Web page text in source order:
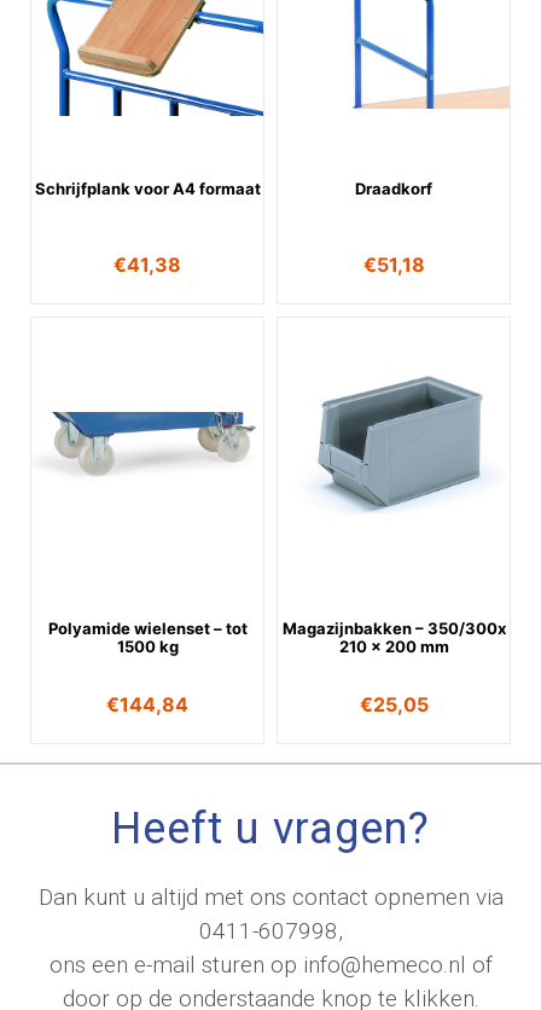
Schrijfplank voor A4 formaat
€41,38
Draadkorf
€51,18
Polyamide wielenset – tot
1500 kg
€144,84
Magazijnbakken – 350/300x
210 x 200 mm
€25,05
Heeft u vragen?
Dan kunt u altijd met ons contact opnemen via
0411-607998,
ons een e-mail sturen op info@hemeco.nl of
door op de onderstaande knop te klikken.